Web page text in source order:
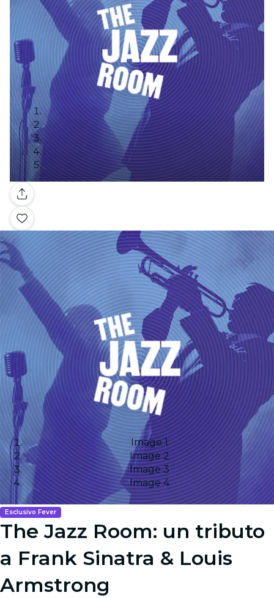
Galleria
Image 1
Image 2
Image 3
Image 4
Esclusivo Fever
The Jazz Room: un tributo
a Frank Sinatra & Louis
Armstrong